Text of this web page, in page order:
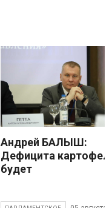
Андрей БАЛЫШ:
Дефицита
будет